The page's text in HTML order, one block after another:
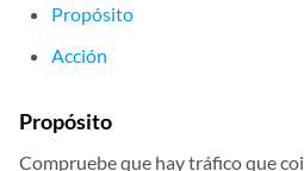
            }
            then {
        }
Propósito
Acción
Propósito
Compruebe que hay tráfico que